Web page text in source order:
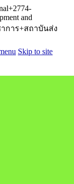
and
การ+สถาบันส่ง
Skip to site